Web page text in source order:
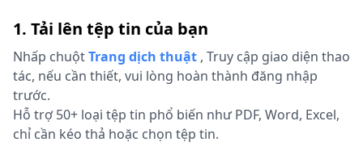
1. Tải lên tệp tin của bạn
Nhấp chuộtTrang dịch thuật , Truy cập giao diện thao
tác, nếu cần thiết, vui lòng hoàn thành đăng nhập
trước.
Hỗ trợ 50+ loại tệp tin phổ biến như PDF, Word, Excel,
chỉ cần kéo thả hoặc chọn tệp tin.